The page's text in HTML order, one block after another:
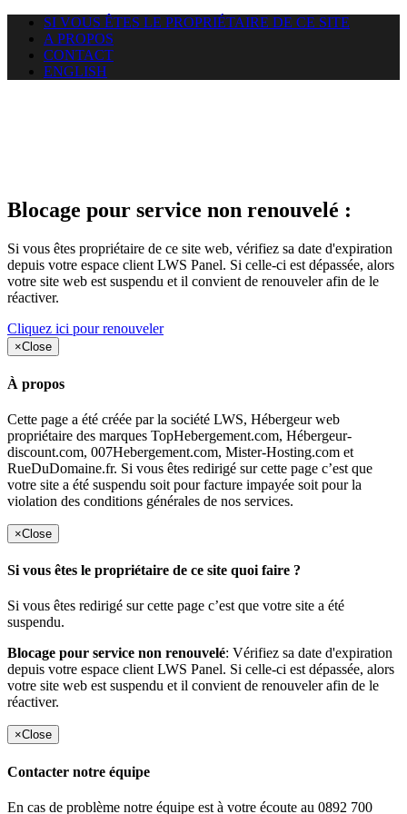
SI VOUS ÊTES LE PROPRIÉTAIRE DE CE SITE
A PROPOS
CONTACT
ENGLISH
Blocage pour service non renouvelé :
Si vous êtes propriétaire de ce site web, vérifiez sa date d'expiration
depuis votre espace client LWS Panel. Si celle-ci est dépassée, alors
votre site web est suspendu et il convient de renouveler afin de le
réactiver.
Cliquez ici pour renouveler
×Close
À propos
Cette page a été créée par la société LWS, Hébergeur web
propriétaire des marques TopHebergement.com, Hébergeur-
discount.com, 007Hebergement.com, Mister-Hosting.com et
RueDuDomaine.fr. Si vous êtes redirigé sur cette page c’est que
votre site a été suspendu soit pour facture impayée soit pour la
violation des conditions générales de nos services.
×Close
Si vous êtes le propriétaire de ce site quoi faire ?
Si vous êtes redirigé sur cette page c’est que votre site a été
suspendu.
Blocage pour service non renouvelé: Vérifiez sa date d'expiration
depuis votre espace client LWS Panel. Si celle-ci est dépassée, alors
votre site web est suspendu et il convient de renouveler afin de le
réactiver.
×Close
Contacter notre équipe
En cas de problème notre équipe est à votre écoute au 0892 700